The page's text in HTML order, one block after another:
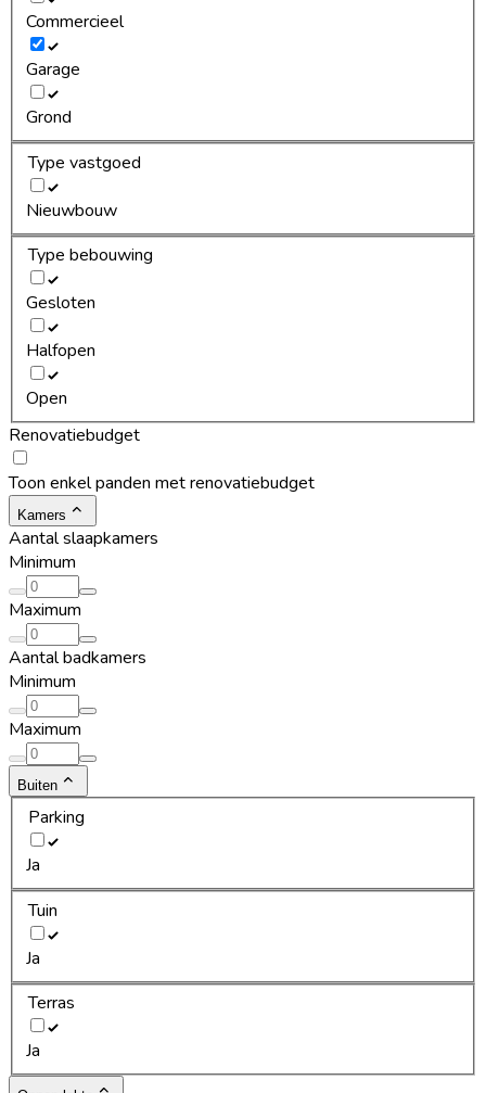
Commercieel
Garage
Grond
Type vastgoed
Nieuwbouw
Type bebouwing
Gesloten
Halfopen
Open
Renovatiebudget
Toon enkel panden met renovatiebudget
Kamers
Aantal slaapkamers
Minimum
Maximum
Aantal badkamers
Minimum
Maximum
Buiten
Parking
Ja
Tuin
Ja
Terras
Ja